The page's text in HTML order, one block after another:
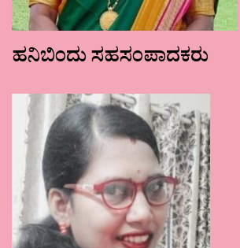
ಹನಿಬಿಂದು ಸಹಸಂಪಾದಕರು